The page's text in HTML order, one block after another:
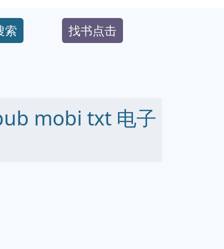
索 找书点击
mobi txt 电子